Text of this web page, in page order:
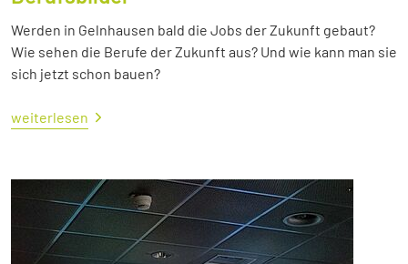
Werden in Gelnhausen bald die Jobs der Zukunft gebaut?
Wie sehen die Berufe der Zukunft aus? Und wie kann man sie
sich jetzt schon bauen?
weiterlesen